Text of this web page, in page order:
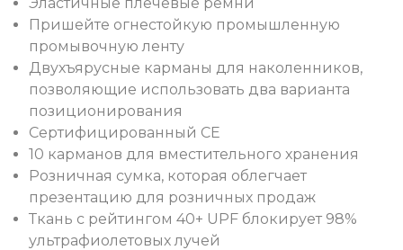
Пришейте огнестойкую промышленную
промывочную ленту
Двухъярусные карманы для наколенников,
позволяющие использовать два варианта
позиционирования
Сертифицированный CE
10 карманов для вместительного хранения
Розничная сумка, которая облегчает
презентацию для розничных продаж
Ткань с рейтингом 40+ UPF блокирует 98%
ультрафиолетовых лучей